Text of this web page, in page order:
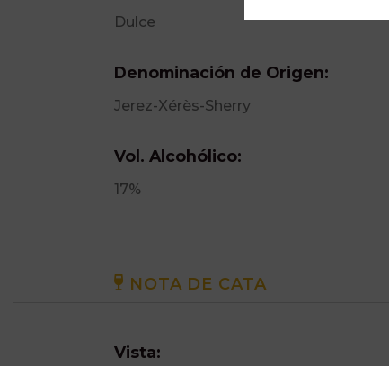
Dulce
Denominación de Origen:
Jerez-Xérès-Sherry
Vol. Alcohólico:
17%
NOTA DE CATA
Vista: